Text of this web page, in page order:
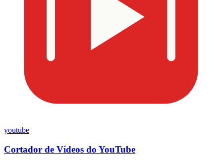
youtube
Cortador de Vídeos do YouTube